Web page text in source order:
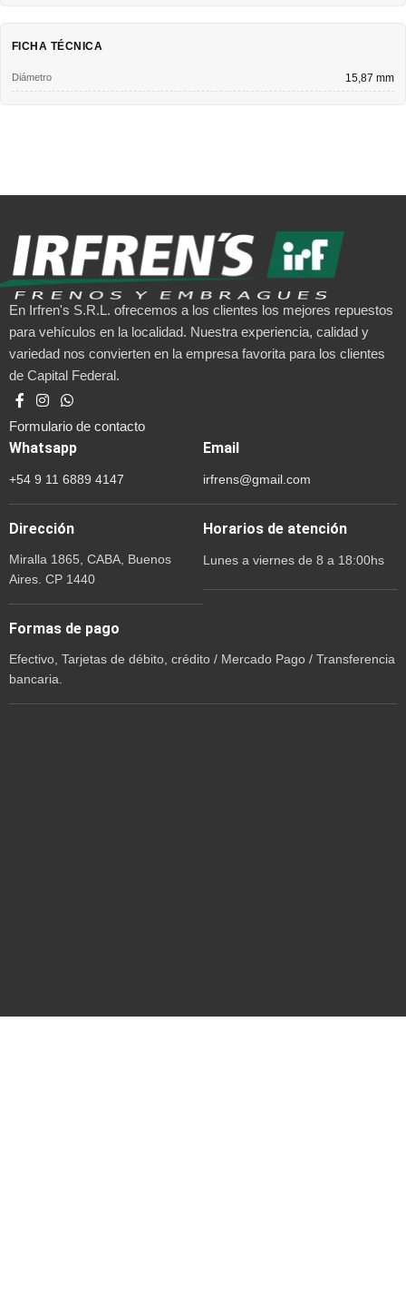
FICHA TÉCNICA
Diámetro 15,87 mm
En Irfren's S.R.L. ofrecemos a los clientes los mejores repuestos
para vehículos en la localidad. Nuestra experiencia, calidad y
variedad nos convierten en la empresa favorita para los clientes
de Capital Federal.
Formulario de contacto
Whatsapp
+54 9 11 6889 4147
Email
irfrens@gmail.com
Dirección
Miralla 1865, CABA, Buenos
Aires. CP 1440
Horarios de atención
Lunes a viernes de 8 a 18:00hs
Formas de pago
Efectivo, Tarjetas de débito, crédito / Mercado Pago / Transferencia
bancaria.